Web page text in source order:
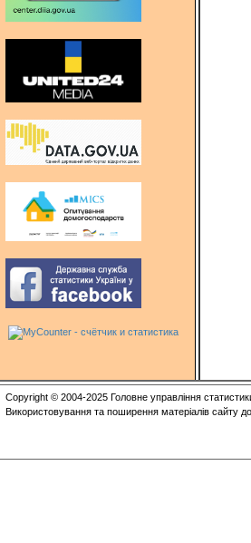
Copyright © 2004-2025 Головне управління
Використовування та поширення матеріалів сайту